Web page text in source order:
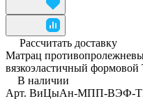
Рассчитать доставку
Матрац
вязкоэластичный
В наличии
Арт. ВиЦыАн-МПП-ВЭФ-